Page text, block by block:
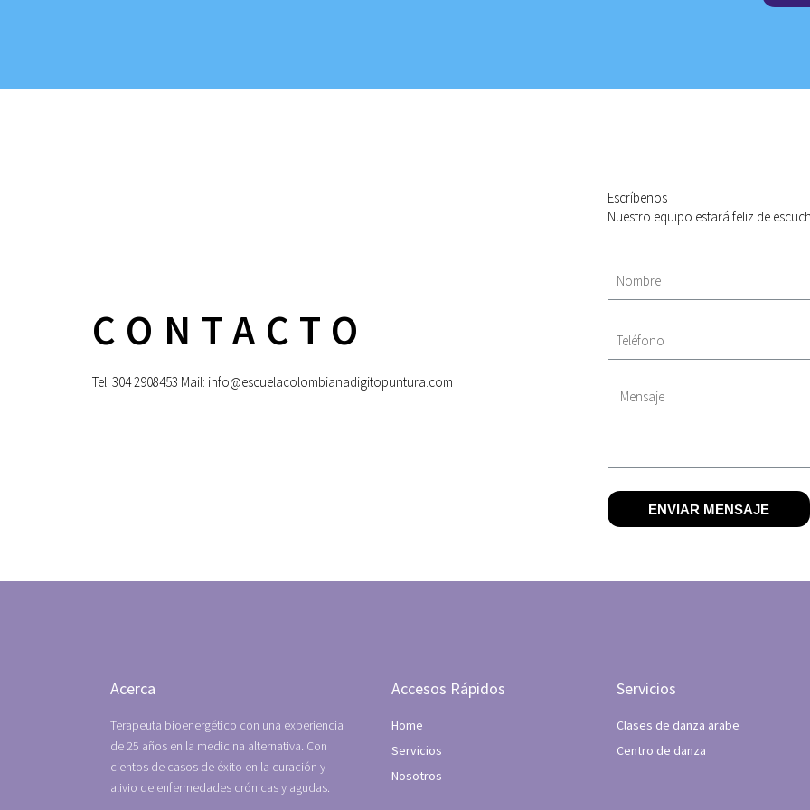
CONTACTO
Tel. 304 2908453 Mail: info@escuelacolombianadigitopuntura.com
Escríbenos
Nuestro equipo estará feliz de
ENVIAR MENSAJE
Acerca
Terapeuta bioenergético con una experiencia
de 25 años en la medicina alternativa. Con
cientos de casos de éxito en la curación y
alivio de enfermedades crónicas y agudas.
Accesos Rápidos
Home
Servicios
Nosotros
Servicios
Clases de danza arabe
Centro de danza